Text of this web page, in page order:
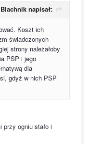
napisał:
Koszt ich
świadczonych
strony należałoby
PSP i jego
dla
gdyż w nich PSP
przy ogniu stało i